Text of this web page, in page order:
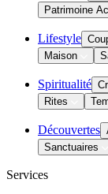
Patrimoine
Lifestyle
Maison
Spiritualité
Rites
Découvertes
Sanctuaires
Services